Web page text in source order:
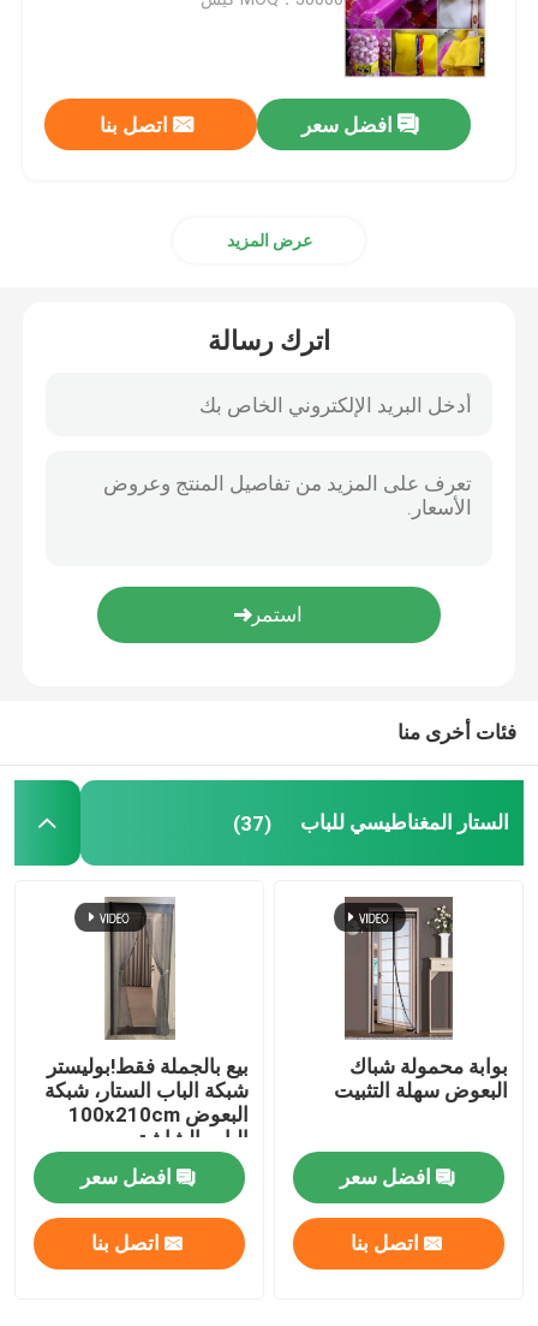
شبكة الحشرات الزراعية
القماش المشمع PE
ستارة باب بلاستيكية مغناطيسية
الزناد والحلقة
افضل سعر اتصل بنا
عرض المزيد
اترك رسالة
فئات أخرى منا
الستار المغناطيسي للباب (37)
بوابة محمولة شباك
البعوض سهلة التثبيت
افضل سعر
اتصل بنا
بيع بالجملة فقط!بوليستر
شبكة الباب الستار، شبكة
البعوض 100x210cm
الباب الشاشة
المغناطيسية الناعمة شبكة
الباب
افضل سعر
اتصل بنا